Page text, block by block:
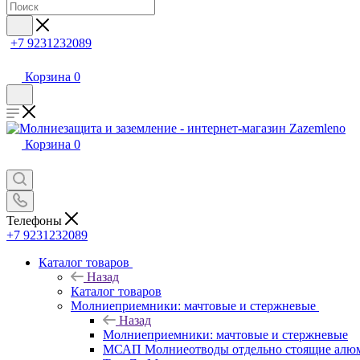
+7 9231232089
Корзина 0
Корзина 0
Телефоны
+7 9231232089
Каталог товаров
Назад
Каталог товаров
Молниеприемники: мачтовые и стержневые
Назад
Молниеприемники: мачтовые и стержневые
МСАП Молниеотводы отдельно стоящие